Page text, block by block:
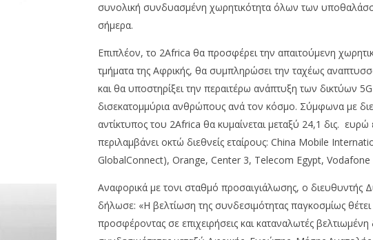
συνολική συνδυασμένη χωρητικότητα όλων των
σήμερα.
Επιπλέον, το 2Africa θα προσφέρει την απαιτούμενη
τμήματα της Αφρικής, θα συμπληρώσει την ταχέως
και θα υποστηρίξει την περαιτέρω ανάπτυξη των δικτύων
δισεκατομμύρια ανθρώπους ανά τον κόσμο. Σύμφωνα με
αντίκτυπος του 2Africa θα κυμαίνεται μεταξύ 24,1 δις.
περιλαμβάνει οκτώ διεθνείς εταίρους: China Mobile
GlobalConnect), Orange, Center 3, Telecom Egypt, Vodafone
Αναφορικά με τονι σταθμό προσαιγιάλωσης, ο διευθυντής
δήλωσε: «Η βελτίωση της συνδεσιμότητας παγκοσμίως
προσφέροντας σε επιχειρήσεις και καταναλωτές